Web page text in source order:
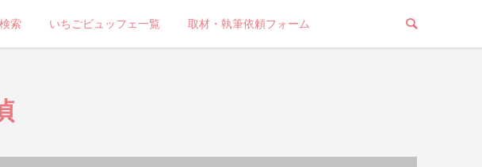
索 いちごビュッフェ一覧 取材・執筆依頼フォーム